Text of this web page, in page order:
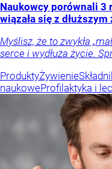
Naukowcy porównali 3
wiązała się z dłuższym
Myślisz, że to zwykła
serce i wydłuża życie.
ProduktyŻywienie
naukoweProfilaktyka i